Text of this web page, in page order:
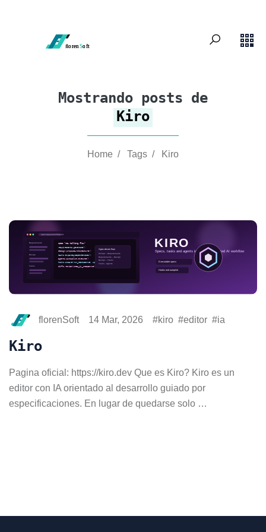
Mostrando posts de
Kiro
Home / Tags / Kiro
florenSoft 14 Mar, 2026 kiro editor ia
Kiro
Pagina oficial: https://kiro.dev Que es Kiro? Kiro es un
editor con IA orientado al desarrollo guiado por
especificaciones. En lugar de quedarse solo …